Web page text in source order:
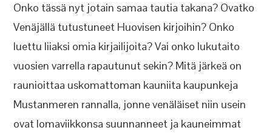
Onko tässä nyt jotain samaa tautia takana? Ovatko
Venäjällä tutustuneet Huovisen kirjoihin? Onko
luettu liiaksi omia kirjailijoita? Vai onko lukutaito
vuosien varrella rapautunut sekin? Mitä järkeä on
raunioittaa uskomattoman kauniita kaupunkeja
Mustanmeren rannalla, jonne venäläiset niin usein
ovat lomaviikkonsa suunnanneet ja kauneimmat